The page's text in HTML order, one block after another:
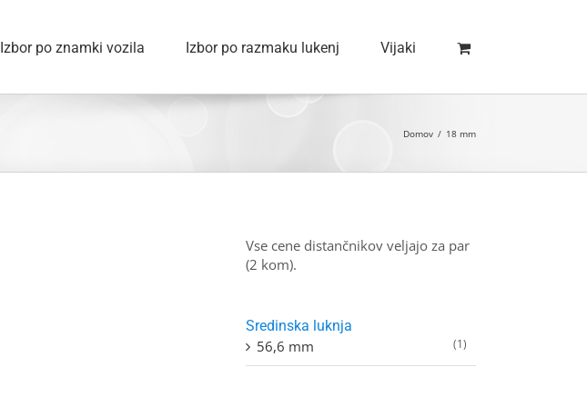
Izbor po znamki vozila Izbor po razmaku lukenj Vijaki
Domov / 18 mm
Vse cene distančnikov veljajo za par
(2 kom).
Sredinska luknja
56,6 mm (1)